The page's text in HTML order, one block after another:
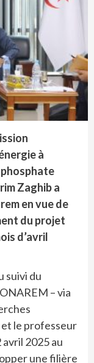
à
Zaghib a
en vue de
du projet
d’avril
suivi du
– via
le professeur
2025 au
une filière